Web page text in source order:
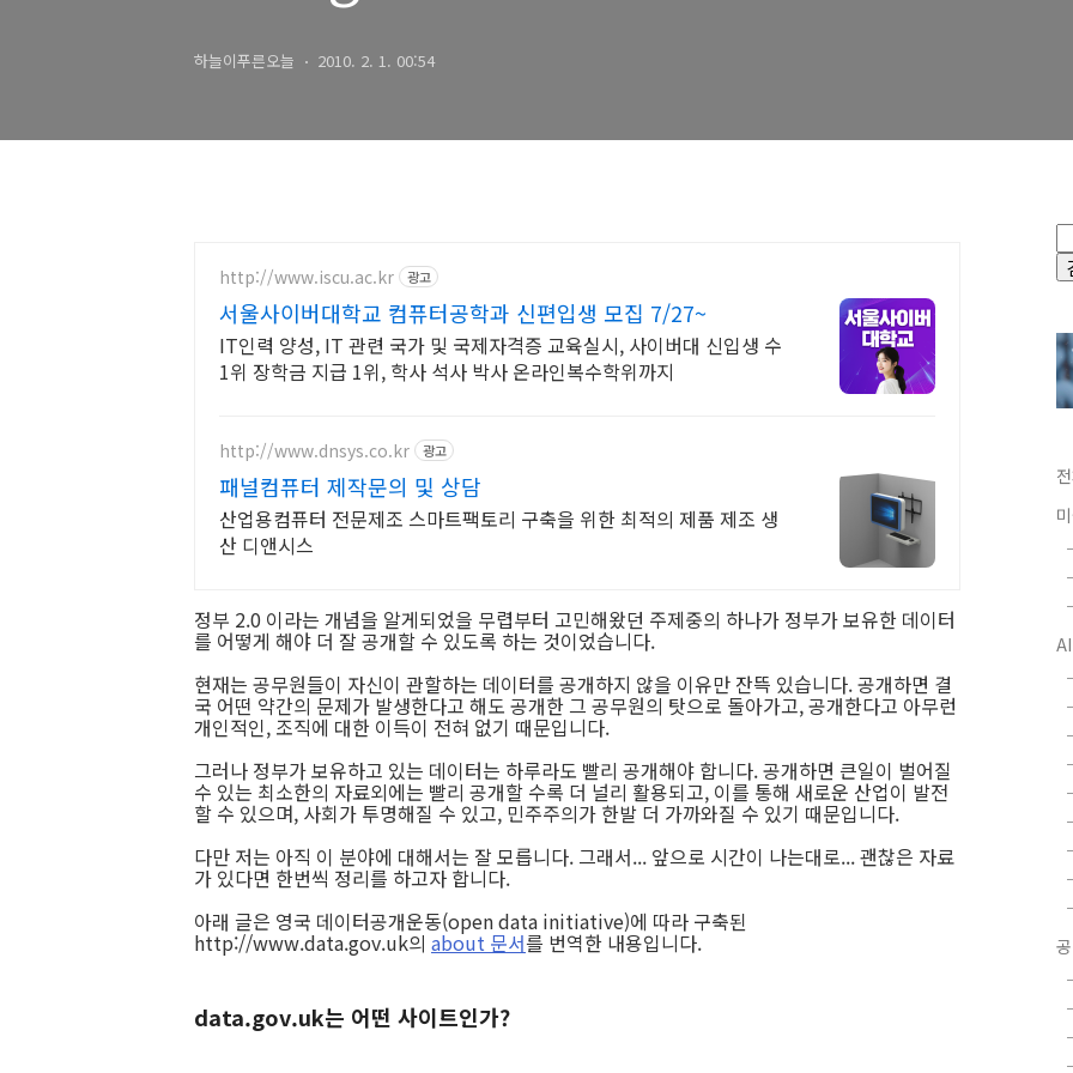
하늘이푸른오늘 2010. 2. 1. 00:54
http://www.iscu.ac.kr 광고
서울사이버대학교 컴퓨터공학과 신편입생 모집 7/27~
IT인력 양성, IT 관련 국가 및 국제자격증 교육실시, 사이버대 신입생 수
1위 장학금 지급 1위, 학사 석사 박사 온라인복수학위까지
http://www.dnsys.co.kr 광고
패널컴퓨터 제작문의 및 상담
산업용컴퓨터 전문제조 스마트팩토리 구축을 위한 최적의 제품 제조 생
산 디앤시스
정부 2.0 이라는 개념을 알게되었을 무렵부터 고민해왔던 주제중의 하나가 정부가 보유한 데이터
를 어떻게 해야 더 잘 공개할 수 있도록 하는 것이었습니다.
현재는 공무원들이 자신이 관할하는 데이터를 공개하지 않을 이유만 잔뜩 있습니다. 공개하면 결
국 어떤 약간의 문제가 발생한다고 해도 공개한 그 공무원의 탓으로 돌아가고, 공개한다고 아무런
개인적인, 조직에 대한 이득이 전혀 없기 때문입니다.
그러나 정부가 보유하고 있는 데이터는 하루라도 빨리 공개해야 합니다. 공개하면 큰일이 벌어질
수 있는 최소한의 자료외에는 빨리 공개할 수록 더 널리 활용되고, 이를 통해 새로운 산업이 발전
할 수 있으며, 사회가 투명해질 수 있고, 민주주의가 한발 더 가까와질 수 있기 때문입니다.
다만 저는 아직 이 분야에 대해서는 잘 모릅니다. 그래서... 앞으로 시간이 나는대로... 괜찮은 자료
가 있다면 한번씩 정리를 하고자 합니다.
아래 글은 영국 데이터공개운동(open data initiative)에 따라 구축된
http://www.data.gov.uk의 about 문서를 번역한 내용입니다.
data.gov.uk는 어떤 사이트인가?